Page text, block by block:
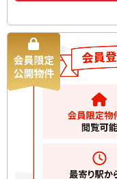
新築一戸建て
グ
築一戸建て